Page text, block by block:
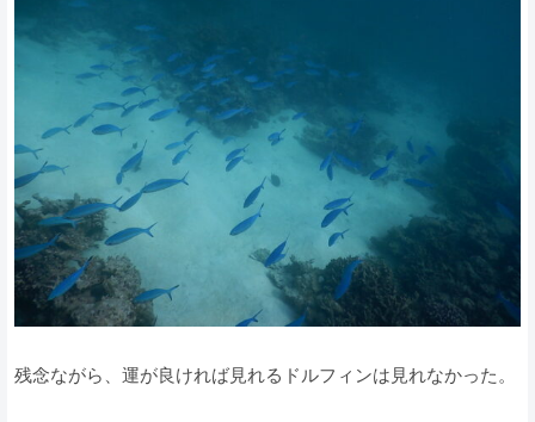
残念ながら、運が良ければ見れるドルフィンは見れなかった。